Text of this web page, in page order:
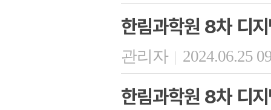
한림과학원 8차 디
관리자 | 2024.06.25
한림과학원 8차 디